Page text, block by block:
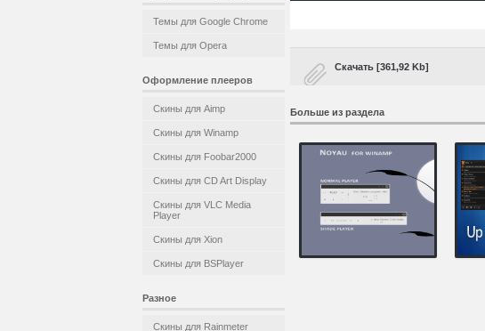
Темы для Google Chrome
Темы для Opera
Оформление плееров
Скины для Aimp
Скины для Winamp
Скины для Foobar2000
Скины для CD Art Display
Скины для VLC Media
Player
Скины для Xion
Скины для BSPlayer
Разное
Скины для Rainmeter
Скачать [361,92 Kb]
Больше из раздела